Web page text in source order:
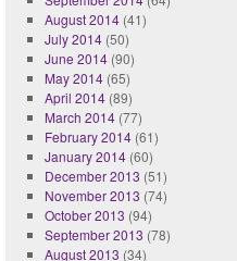
August 2014(41)
July 2014(50)
June 2014(90)
May 2014(65)
April 2014(89)
March 2014(77)
February 2014(61)
January 2014(60)
December 2013 (51)
November 2013 (74)
October 2013 (94)
September 2013 (78)
August 2013 (34)